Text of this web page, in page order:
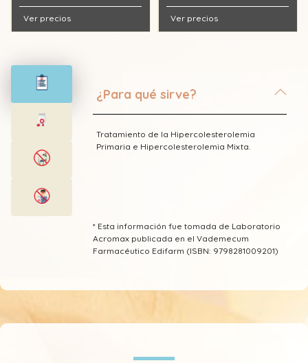
Ver precios Ver precios
¿Para qué sirve?
Tratamiento de la Hipercolesterolemia
Primaria e Hipercolesterolemia Mixta.
* Esta información fue tomada de Laboratorio
Acromax publicada en el Vademecum
Farmacéutico Edifarm (ISBN: 9798281009201)